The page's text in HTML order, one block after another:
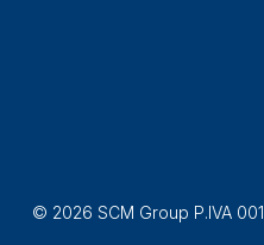
© 2026 SCM Group P.IVA